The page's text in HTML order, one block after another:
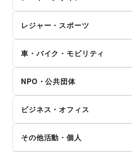
住宅（購入・賃貸）
たばこ
修理・メンテナンス
就職・転職・求人
美容家電
ヘアサロン・ネイルサロン
マッサージ・整体
女性用品・フェムテック
コンタクトレンズ
医療・医薬品
その他美容・健康
ガジェット
ゲーム
アニメ
コミック・マンガ
アイドル・芸能人
CD・DVD・本・雑誌
Webメディア・アプリ
テレビ・ドラマ
映画
音楽・ライブ
演劇
占い
写真・イラストレーション
立体作品・彫刻
その他アート・デザイン
レジャー・スポーツ
キャンプ・アウトドア
野球
サッカー
バスケットボール
ゴルフ
その他レジャー・スポーツ
車・バイク・モビリティ
バイク・オートバイ
自転車・ロードバイク
マイクロモビリティ
その他車・バイク・モビリティ
NPO・公共団体
外国団体・大使館
募金・寄付
NPO・ボランティア活動
その他NPO・公共団体
ビジネス・オフィス
オフィス家具・OA機器
イベント企画・運営
その他活動・個人